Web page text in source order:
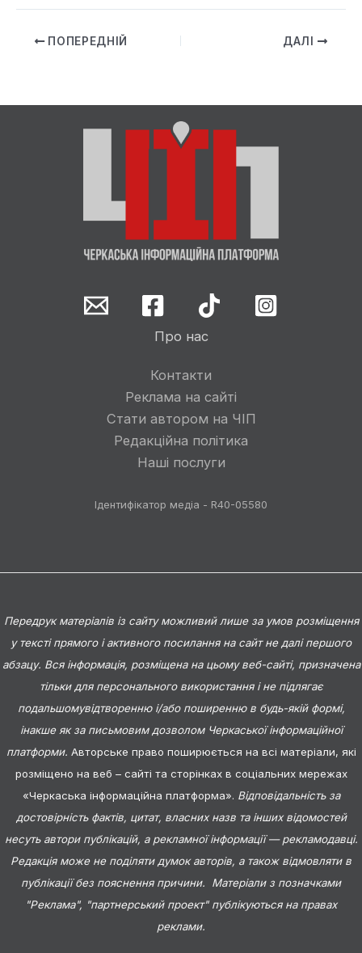
ПОПЕРЕДНІЙ ДАЛІ
Про нас
Контакти
Реклама на сайті
Стати автором на ЧІП
Редакційна політика
Наші послуги
Ідентифікатор медіа - R40-05580
Передрук матеріалів із сайту можливий лише за умов розміщення
у тексті прямого і активного посилання на сайт не далі першого
абзацу. Вся інформація, розміщена на цьому веб-сайті, призначена
тільки для персонального використання і не підлягає
подальшомувідтворенню і/або поширенню в будь-якій формі,
інакше як за письмовим дозволом Черкаської інформаційної
платформи. Авторське право поширюється на всі матеріали, які
розміщено на веб – сайті та сторінках в соціальних мережах
«Черкаська інформаційна платформа». Відповідальність за
достовірність фактів, цитат, власних назв та інших відомостей
несуть автори публікацій, а рекламної інформації — рекламодавці.
Редакція може не поділяти думок авторів, а також відмовляти в
публікації без пояснення причини. Матеріали з позначками
"Реклама", "партнерський проект" публікуються на правах
реклами.